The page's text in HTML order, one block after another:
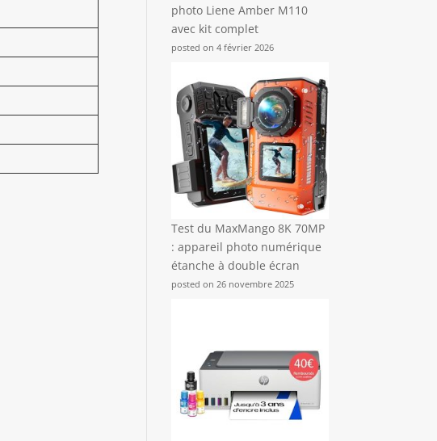
photo Liene Amber M110
avec kit complet
posted on 4 février 2026
Test du MaxMango 8K 70MP
: appareil photo numérique
étanche à double écran
posted on 26 novembre 2025